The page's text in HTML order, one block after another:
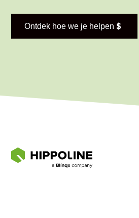
Ontdek hoe we je helpen